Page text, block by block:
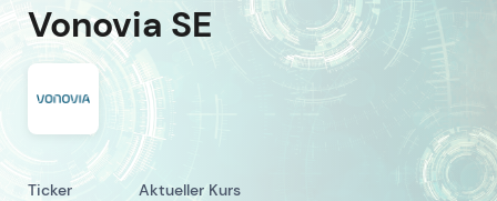
Vonovia SE
Ticker Aktueller Kurs